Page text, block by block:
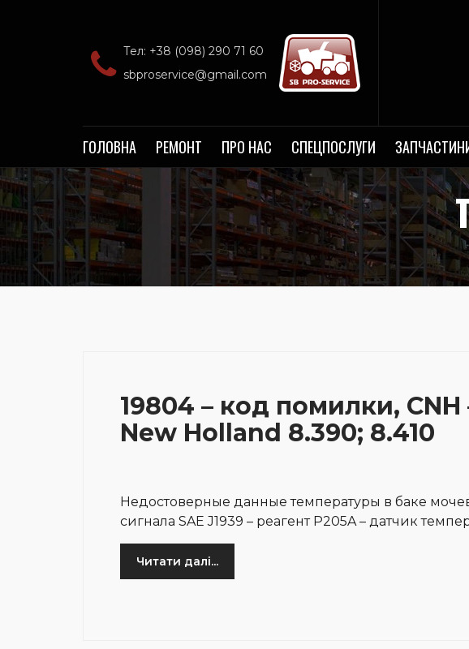
Тел: +38 (098) 290 71 60‬
sbproservice@gmail.com
ГОЛОВНА РЕМОНТ ПРО НАС СПЕЦПОСЛУГИ
19804 – код помилки,
New Holland 8.390; 8.410
Недостоверные данные температуры в баке
сигнала SAE J1939 – реагент P205A – датчик
Читати далі...